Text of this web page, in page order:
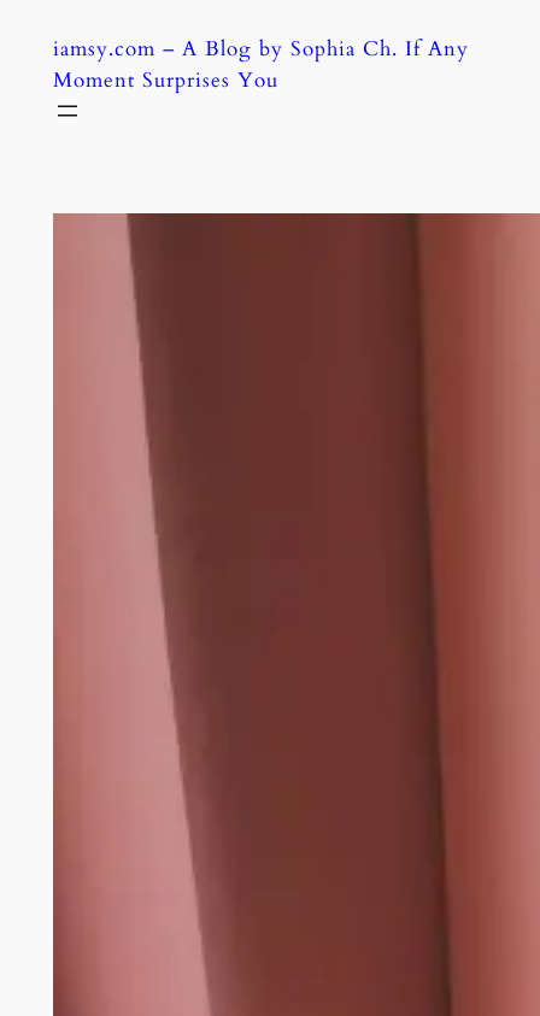
content
iamsy.com – A Blog by Sophia Ch. If Any
Moment Surprises You